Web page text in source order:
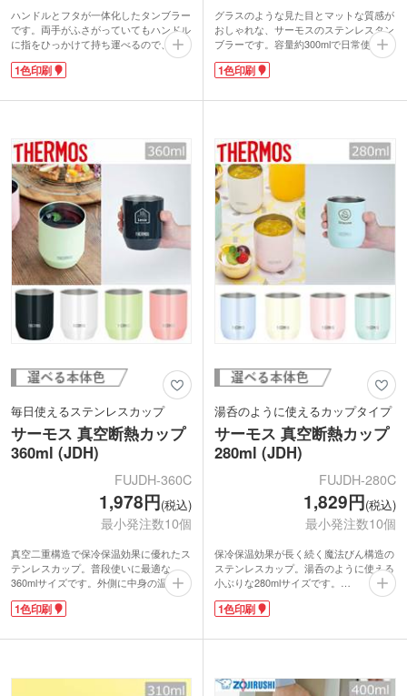
ハンドルとフタが一体化したタンブラー
です。両手がふさがっていてもハンドル
に指をひっかけて持ち運べるので、会議
などオフィスでのちょっとした移動の際
に便利！真空二重構造なので飲み頃の温
入る広口設計。外出先での水分補給にも
ボトル側面にワンポイント印刷かぐるっ
と広範囲印刷に対応しています。周年記
念品やノベルティとして、貰って嬉しい
タンブラーです。
1色印刷
グラスのような見た目とマットな質感が
おしゃれな、サーモスのステンレスタン
ブラーです。容量約300mlで日常使いに
ぴったり。広口設計で洗いやすく、食洗
機対応です。
時間を彩るオリジナルグッズが制作でき
かがでしょうか。
1色印刷
毎日使えるステンレスカップ
サーモス 真空断熱カップ
360ml (JDH)
FUJDH-360C
1,978円(税込)
最小発注数10個
真空二重構造で保冷保温効果に優れたス
テンレスカップ。普段使いに最適な
360mlサイズです。外側に中身の温度が
伝わりにくいのでホットもアイスも飲み
やすい！口径が広く底まで洗いやすいの
オリジナル印刷で周年・創立記念品制作
1色印刷
湯呑のように使えるカップタイプ
サーモス 真空断熱カップ
280ml (JDH)
FUJDH-280C
1,829円(税込)
最小発注数10個
保冷保温効果が長く続く魔法びん構造の
ステンレスカップ。湯呑のように使える
小ぶりな280mlサイズです。
パステルカラーが可愛い4色展開。オリ
ジナル印刷が可能で、企業の創立記念
いサーモス(thermos)ブランド製品は、
1色印刷